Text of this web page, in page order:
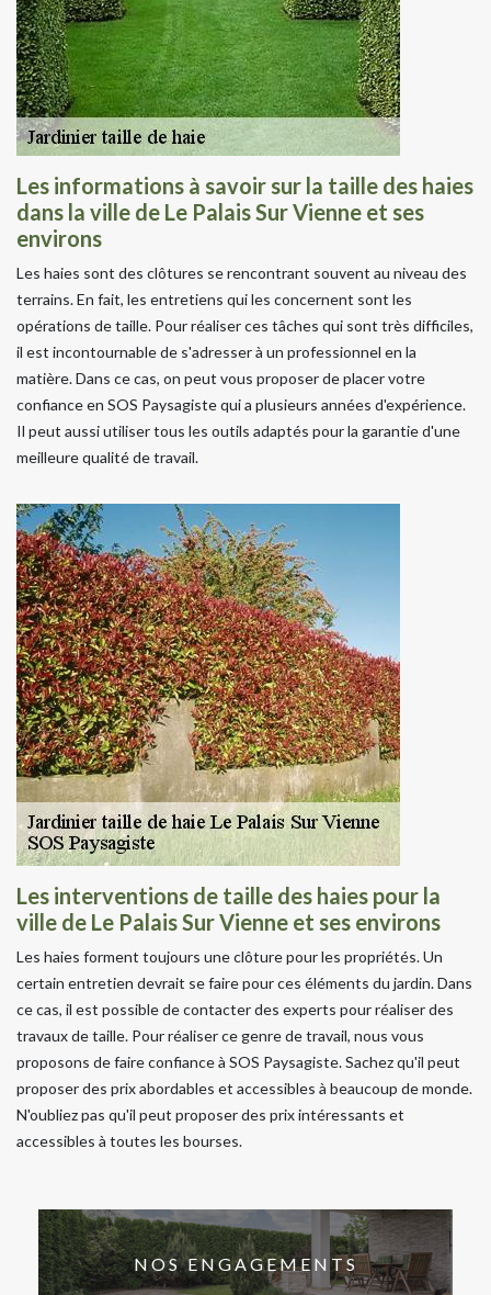
Les informations à savoir sur la taille des haies
dans la ville de Le Palais Sur Vienne et ses
environs
Les haies sont des clôtures se rencontrant souvent au niveau des
terrains. En fait, les entretiens qui les concernent sont les
opérations de taille. Pour réaliser ces tâches qui sont très difficiles,
il est incontournable de s'adresser à un professionnel en la
matière. Dans ce cas, on peut vous proposer de placer votre
confiance en SOS Paysagiste qui a plusieurs années d'expérience.
Il peut aussi utiliser tous les outils adaptés pour la garantie d'une
meilleure qualité de travail.
Les interventions de taille des haies pour la
ville de Le Palais Sur Vienne et ses environs
Les haies forment toujours une clôture pour les propriétés. Un
certain entretien devrait se faire pour ces éléments du jardin. Dans
ce cas, il est possible de contacter des experts pour réaliser des
travaux de taille. Pour réaliser ce genre de travail, nous vous
proposons de faire confiance à SOS Paysagiste. Sachez qu'il peut
proposer des prix abordables et accessibles à beaucoup de monde.
N'oubliez pas qu'il peut proposer des prix intéressants et
accessibles à toutes les bourses.
NOS ENGAGEMENTS